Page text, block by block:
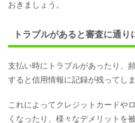
おきましょう。
トラブルがあると審査に通り
支払い時にトラブルがあったり、
すると信用情報に記録が残ってしま
これによってクレジットカードや
くなったり、様々なデメリットを